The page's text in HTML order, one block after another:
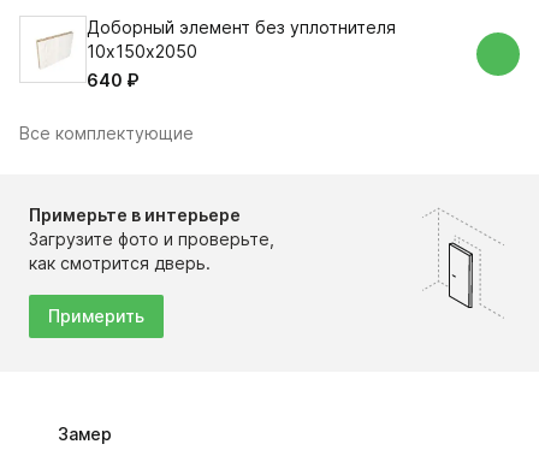
Доборный элемент без уплотнителя
10х150х2050
640 ₽
Все комплектующие
Примерьте в интерьере
Загрузите фото и проверьте,
как смотрится дверь.
Примерить
Замер